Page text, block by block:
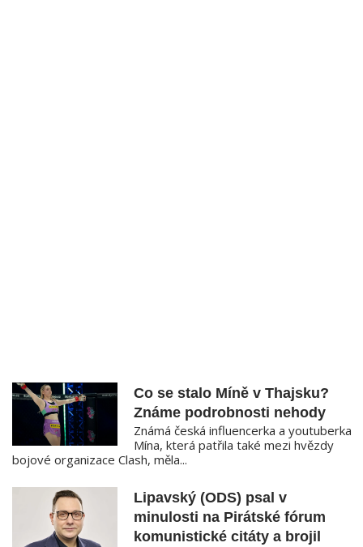
Co se stalo Míně v Thajsku?
Známe podrobnosti nehody
Známá česká influencerka a youtuberka
Mína, která patřila také mezi hvězdy
bojové organizace Clash, měla...
Lipavský (ODS) psal v
minulosti na Pirátské fórum
komunistické citáty a brojil